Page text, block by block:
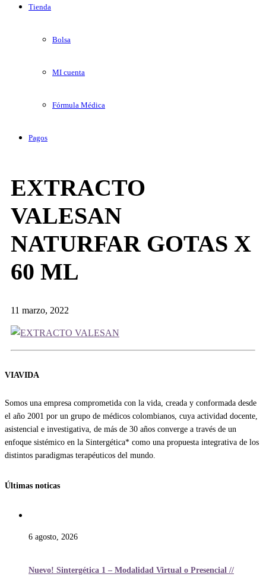
Tienda
Bolsa
MI cuenta
Fórmula Médica
Pagos
EXTRACTO
VALESAN
NATURFAR GOTAS X
60 ML
11 marzo, 2022
VIAVIDA
Somos una empresa comprometida con la vida, creada y conformada desde
el año 2001 por un grupo de médicos colombianos, cuya actividad docente,
asistencial e investigativa, de más de 30 años converge a través de un
enfoque sistémico en la Sintergética* como una propuesta integrativa de los
distintos paradigmas terapéuticos del mundo.
Últimas noticas
6 agosto, 2026
Nuevo! Sintergética 1 – Modalidad Virtual o Presencial //